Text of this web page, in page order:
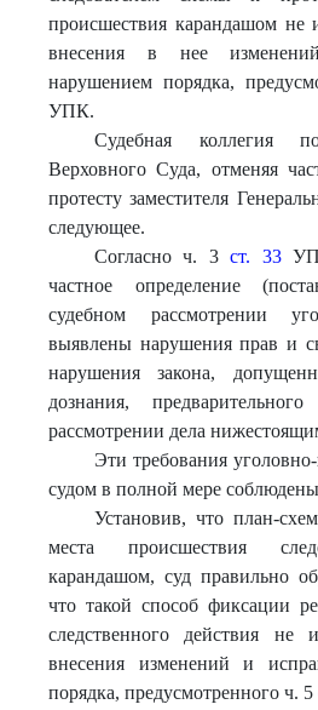
происшествия карандашом не
внесения в нее
нарушением порядка,
УПК.
Судебная коллегия
Верховного Суда, отменяя
протесту заместителя
следующее.
Согласно ч. 3ст. 33
частное определение
судебном рассмотрении
выявлены нарушения прав и
нарушения закона,
дознания,
рассмотрении дела
Эти требования
судом в полной мере
Установив, что план-
места происшествия
карандашом, суд правильно
что такой способ фиксации
следственного действия не
внесения изменений и
порядка, предусмотренного ч. 5